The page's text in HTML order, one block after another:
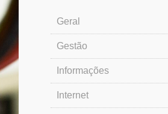
Geral
Gestão
Informações
Internet